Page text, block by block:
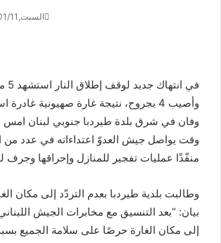
السبت,2025/01/11 9:03 صباحًا
وأصيب 4 بجروح، نتيجة غارة صهيونية
وفان في شرق بلدة طيردبا جنوبي لبنان امس
وقت يواصل جيش العدوّ اعتداءاته في عدد من
منفّذًا عمليات تفجير للمنازل وإحراقها وجرف
وطالبت بلدية طيردبا بعدم التردّد إلى مكان
بيان: “بعد التنسيق مع مخابرات الجيش
إلى مكان الغارة حرصًا على سلامة الجميع